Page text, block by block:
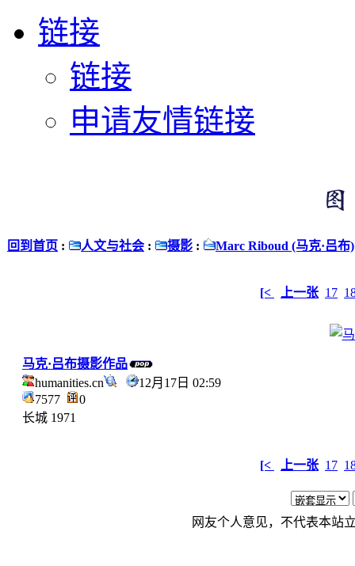
链接
链接
申请友情链接
回到首页 : 人文与社会 : 摄影 : Marc Riboud (马克·吕布)
[< 上一张 17
马克·吕布摄影作品
humanities.cn
12月17日 02:59
7577
0
长城 1971
[< 上一张 17
网友个人意见，不代表本站